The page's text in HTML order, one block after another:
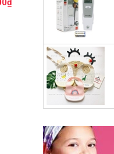
130.000₫